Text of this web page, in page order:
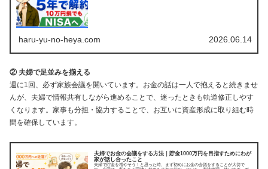
haru-yu-no-heya.com 2026.06.14
② 夫婦で足並みを揃える
週に1回、必ず家族会議を開いています。お金の話は一人で抱えると続きませ
んが、夫婦で情報共有しながら進めることで、迷ったときも軌道修正しやす
くなります。家事も分担・協力することで、お互いに資産形成に取り組む時
間を確保しています。
夫婦でお金の会議をする方法｜貯金1000万円を目指すためにわが
家が話し合ったこと
夫婦で貯金を増やそう！と思った時、まず初めにお金の会議をすることが大切で